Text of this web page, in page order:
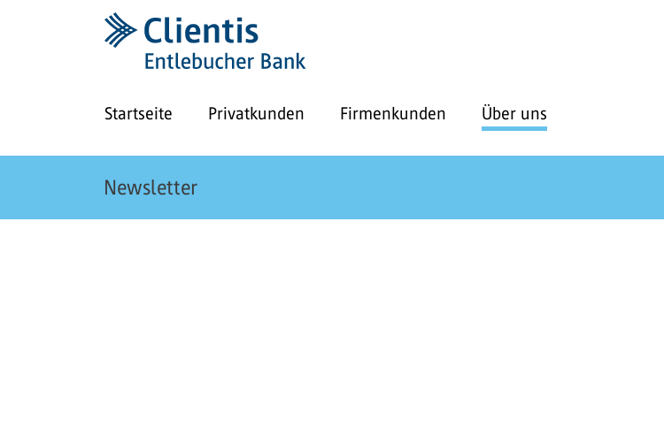
Startseite Privatkunden Firmenkunden Über uns
Newsletter